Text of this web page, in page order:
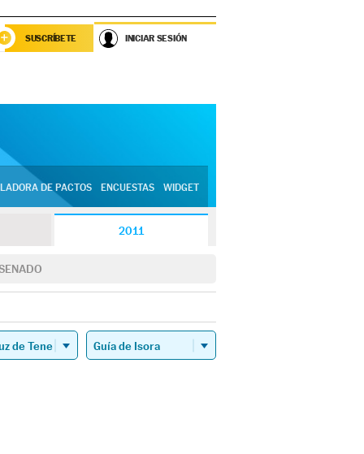
SUSCRÍBETE INICIAR SESIÓN
DE PACTOS ENCUESTAS WIDGET
2011